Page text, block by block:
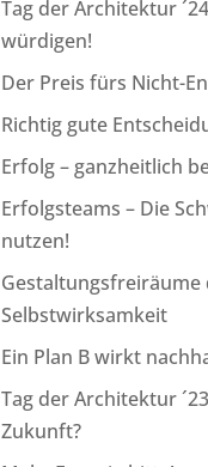
Tag der Architektur
würdigen!
Der Preis fürs Nicht-
Richtig gute
Erfolg – ganzheitlich
Erfolgsteams – Die
nutzen!
Gestaltungsfreiräume
Selbstwirksamkeit
Ein Plan B wirkt
Tag der Architektur
Zukunft?